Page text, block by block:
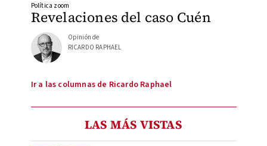
Revelaciones del caso Cuén
Política zoom
Opinión de
RICARDO RAPHAEL
Ir a las columnas de Ricardo Raphael
LAS MÁS VISTAS